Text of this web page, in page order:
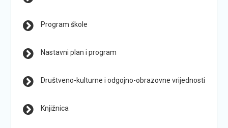
Program škole
Nastavni plan i program
Društveno-kulturne i odgojno-obrazovne vrijednosti
Knjižnica